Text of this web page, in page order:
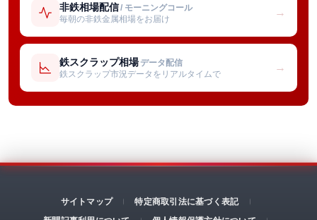
非鉄相場配信/ モーニングコール
毎朝の非鉄金属相場をお届け
→
鉄スクラップ相場 データ配信
鉄スクラップ市況データをリアルタイムで
→
サイトマップ
特定商取引法に基づく表記